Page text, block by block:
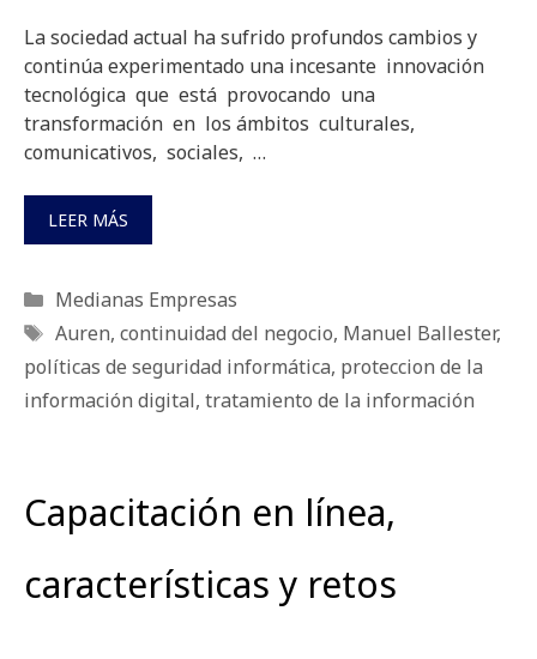
La sociedad actual ha sufrido profundos cambios y
continúa experimentado una incesante innovación
tecnológica que está provocando una
transformación en los ámbitos culturales,
comunicativos, sociales, …
LEER MÁS
Categorías
Medianas Empresas
Etiquetas
Auren, continuidad del negocio, Manuel Ballester,
políticas de seguridad informática, proteccion de la
información digital, tratamiento de la información
Capacitación en línea,
características y retos